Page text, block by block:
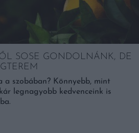
SOSE GONDOLNÁNK, DE
a szobában? Könnyebb, mint
legnagyobb kedvenceink is